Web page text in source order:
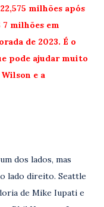
milhões após
milhões em
de 2023. É o
pode ajudar muito
e a
dos lados, mas
lado direito. Seattle
de Mike Iupati e